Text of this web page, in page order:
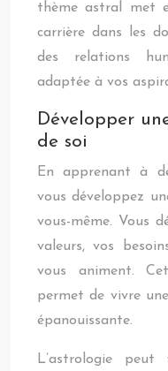
thème astral met
carrière dans les
des relations
adaptée à vos
Développer
de soi
En apprenant à
vous développez
vous-même. Vous
valeurs, vos
vous animent.
permet de vivre
épanouissante.
L’astrologie